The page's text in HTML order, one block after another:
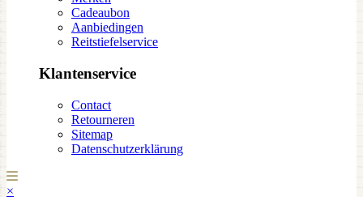
Cadeaubon
Aanbiedingen
Reitstiefelservice
Klantenservice
Contact
Retourneren
Sitemap
Datenschutzerklärung
×